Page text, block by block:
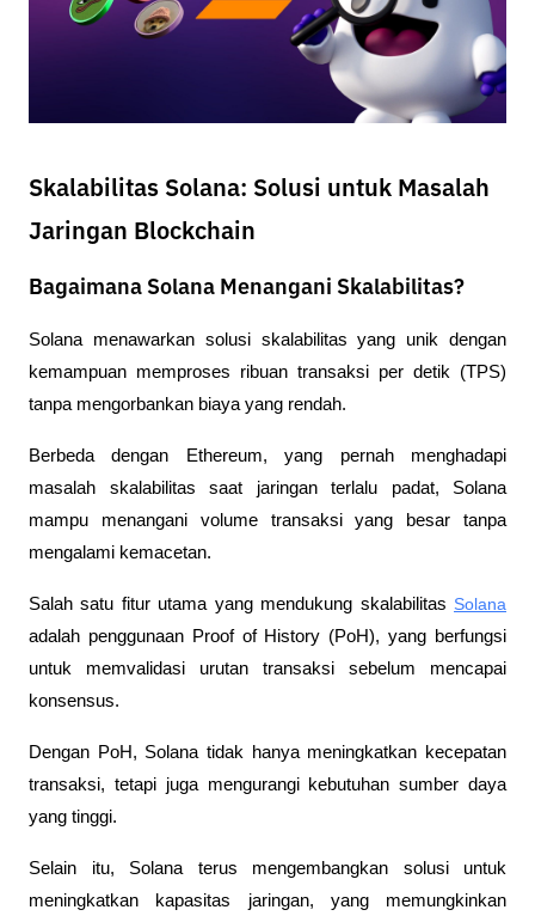
Skalabilitas Solana: Solusi untuk Masalah
Jaringan Blockchain
Bagaimana Solana Menangani Skalabilitas?
Solana menawarkan solusi skalabilitas yang unik dengan
kemampuan memproses ribuan transaksi per detik (TPS)
tanpa mengorbankan biaya yang rendah.
Berbeda dengan Ethereum, yang pernah menghadapi
masalah skalabilitas saat jaringan terlalu padat, Solana
mampu menangani volume transaksi yang besar tanpa
mengalami kemacetan.
Salah satu fitur utama yang mendukung skalabilitas Solana
adalah penggunaan Proof of History (PoH), yang berfungsi
untuk memvalidasi urutan transaksi sebelum mencapai
konsensus.
Dengan PoH, Solana tidak hanya meningkatkan kecepatan
transaksi, tetapi juga mengurangi kebutuhan sumber daya
yang tinggi.
Selain itu, Solana terus mengembangkan solusi untuk
meningkatkan kapasitas jaringan, yang memungkinkan